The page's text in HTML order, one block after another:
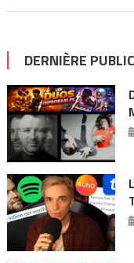
DERNIÈRE